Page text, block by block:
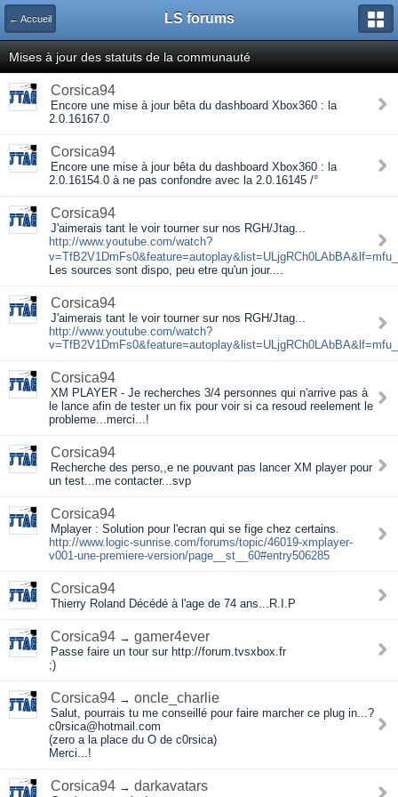
← Accueil LS forums
Mises à jour des statuts de la communauté
Corsica94
Encore une mise à jour bêta du dashboard Xbox360 : la
2.0.16167.0
Corsica94
Encore une mise à jour bêta du dashboard Xbox360 : la
2.0.16154.0 à ne pas confondre avec la 2.0.16145 /°
Corsica94
J'aimerais tant le voir tourner sur nos RGH/Jtag...
http://www.youtube.com/watch?
Les sources sont dispo, peu etre qu'un jour....
Corsica94
J'aimerais tant le voir tourner sur nos RGH/Jtag...
http://www.youtube.com/watch?
Corsica94
XM PLAYER - Je recherches 3/4 personnes qui n'arrive pas à
le lance afin de tester un fix pour voir si ca resoud reelement le
probleme...merci...!
Corsica94
Recherche des perso,,e ne pouvant pas lancer XM player pour
un test...me contacter...svp
Corsica94
Mplayer : Solution pour l'ecran qui se fige chez certains.
http://www.logic-sunrise.com/forums/topic/46019-xmplayer-
v001-une-premiere-version/page__st__60#entry506285
Corsica94
Thierry Roland Décédé à l'age de 74 ans...R.I.P
Corsica94 → gamer4ever
Passe faire un tour sur http://forum.tvsxbox.fr
;)
Corsica94 → oncle_charlie
Salut, pourrais tu me conseillé pour faire marcher ce plug in...?
c0rsica@hotmail.com
(zero a la place du O de c0rsica)
Merci...!
Corsica94 → darkavatars